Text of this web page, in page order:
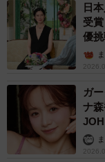
日
受
優
子
ガ
ナ